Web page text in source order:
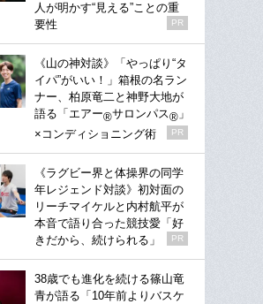
人が明かす“見える”ことの重
要性
PR
《山の神対談》「やっぱり“タ
イパ”がいい！」箱根の名ラン
ナー、柏原竜二と神野大地が
語る「エアー®サロンパス® 」
×コンディショニング術
PR
《ラグビー界と体操界の同学
年レジェンド対談》初対面の
リーチマイケルと内村航平が
本音で語り合った競技愛「好
きだから、続けられる」
PR
38歳でも進化を続ける篠山竜
青が語る「10年前よりバスケ